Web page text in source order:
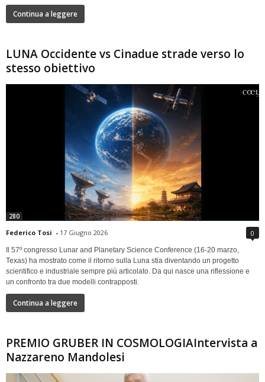
Continua a leggere
LUNA Occidente vs Cinadue strade verso lo
stesso obiettivo
280
Federico Tosi - 17 Giugno 2026 0
Il 57º congresso Lunar and Planetary Science Conference (16-20 marzo,
Texas) ha mostrato come il ritorno sulla Luna stia diventando un progetto
scientifico e industriale sempre più articolato. Da qui nasce una riflessione e
un confronto tra due modelli contrapposti.
Continua a leggere
PREMIO GRUBER IN COSMOLOGIAIntervista a
Nazzareno Mandolesi